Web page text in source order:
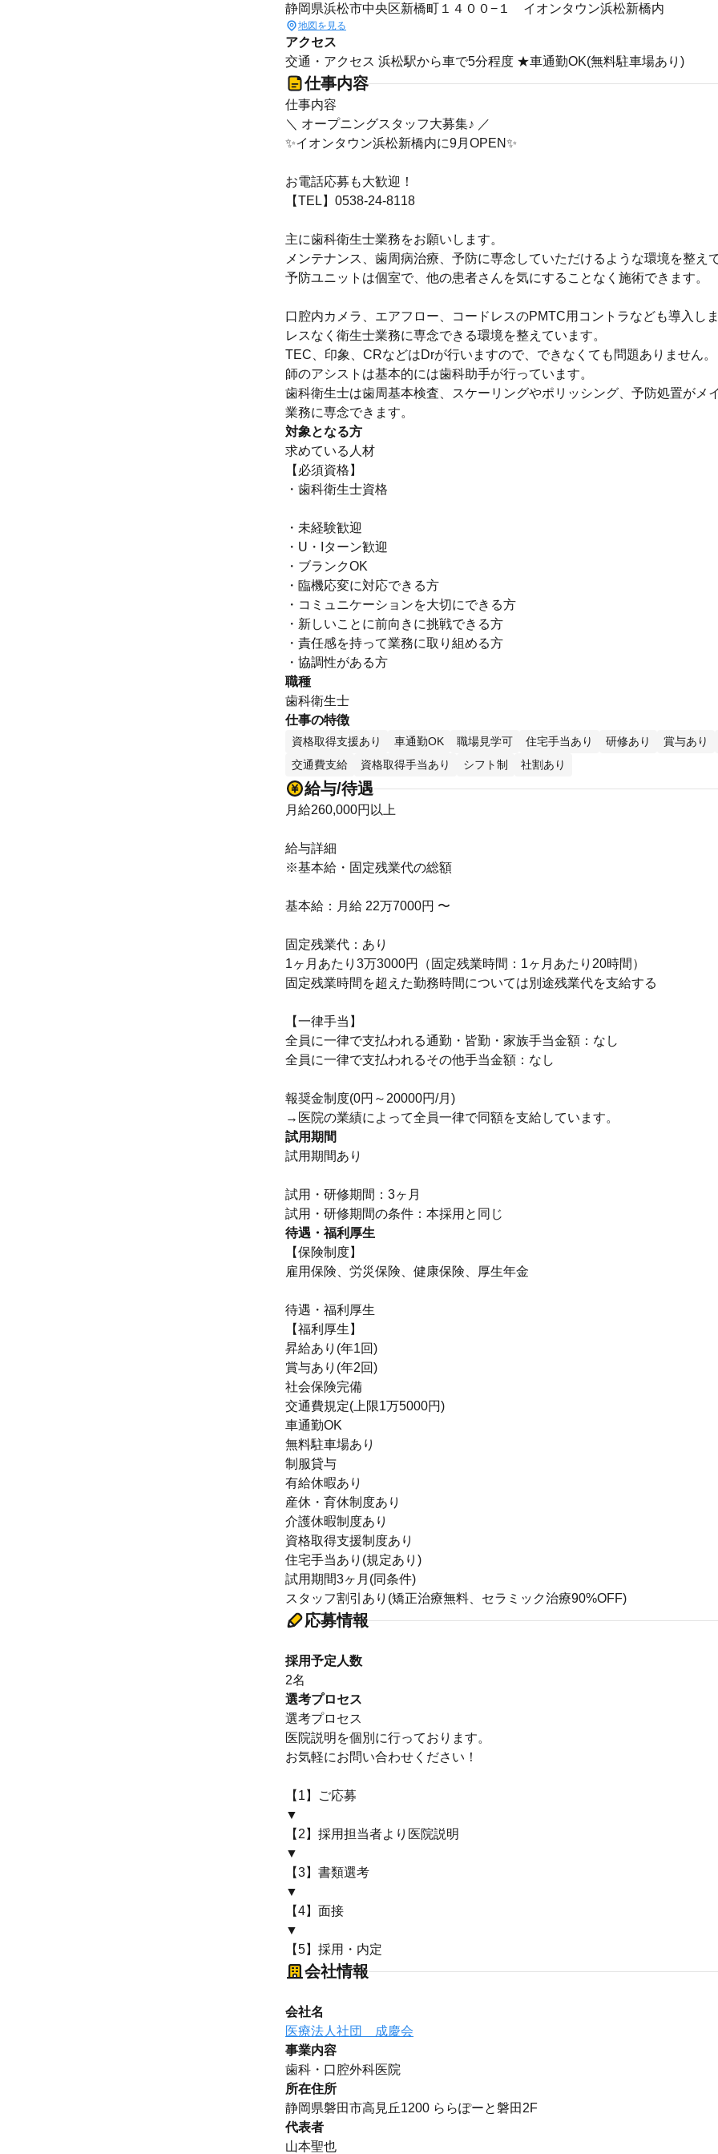
静岡県浜松市中央区新橋町１４００−１ イオンタウン浜松新橋内
地図を見る
アクセス
交通・アクセス 浜松駅から車で5分程度 ★車通勤OK(無料駐車場あり)
仕事内容
仕事内容
＼ オープニングスタッフ大募集♪ ／
✨イオンタウン浜松新橋内に9月OPEN✨
お電話応募も大歓迎！
【TEL】0538-24-8118
主に歯科衛生士業務をお願いします。
メンテナンス、歯周病治療、予防に専念していただけるような環境を整え
予防ユニットは個室で、他の患者さんを気にすることなく施術できます。
口腔内カメラ、エアフロー、コードレスのPMTC用コントラなども導入し
レスなく衛生士業務に専念できる環境を整えています。
TEC、印象、CRなどはDrが行いますので、できなくても問題ありません
師のアシストは基本的には歯科助手が行っています。
歯科衛生士は歯周基本検査、スケーリングやポリッシング、予防処置がメ
業務に専念できます。
対象となる方
求めている人材
【必須資格】
・歯科衛生士資格
・未経験歓迎
・U・Iターン歓迎
・ブランクOK
・臨機応変に対応できる方
・コミュニケーションを大切にできる方
・新しいことに前向きに挑戦できる方
・責任感を持って業務に取り組める方
・協調性がある方
職種
歯科衛生士
仕事の特徴
資格取得支援あり 車通勤OK 職場見学可 住宅手当あり 研修あり 賞与あり
交通費支給
資格取得手当あり シフト制 社割あり
給与/待遇
月給260,000円以上
給与詳細
※基本給・固定残業代の総額
基本給：月給 22万7000円 〜
固定残業代：あり
1ヶ月あたり3万3000円（固定残業時間：1ヶ月あたり20時間）
固定残業時間を超えた勤務時間については別途残業代を支給する
【一律手当】
全員に一律で支払われる通勤・皆勤・家族手当金額：なし
全員に一律で支払われるその他手当金額：なし
報奨金制度(0円～20000円/月)
→医院の業績によって全員一律で同額を支給しています。
試用期間
試用期間あり
試用・研修期間：3ヶ月
待遇・福利厚生
【保険制度】
雇用保険、労災保険、健康保険、厚生年金
待遇・福利厚生
【福利厚生】
昇給あり(年1回)
賞与あり(年2回)
社会保険完備
交通費規定(上限1万5000円)
車通勤OK
無料駐車場あり
制服貸与
有給休暇あり
産休・育休制度あり
介護休暇制度あり
資格取得支援制度あり
住宅手当あり(規定あり)
試用期間3ヶ月(同条件)
スタッフ割引あり(矯正治療無料、セラミック治療90%OFF)
応募情報
採用予定人数
2名
選考プロセス
選考プロセス
医院説明を個別に行っております。
お気軽にお問い合わせください！
【1】ご応募
▼
【2】採用担当者より医院説明
▼
【3】書類選考
▼
【4】面接
▼
【5】採用・内定
会社情報
会社名
医療法人社団 成慶会
事業内容
歯科・口腔外科医院
所在住所
静岡県磐田市高見丘1200 ららぽーと磐田2F
代表者
山本聖也